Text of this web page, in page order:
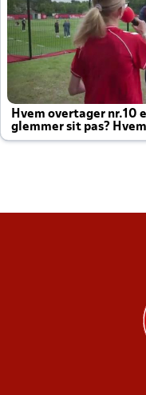
Hvem overtager nr.10
glemmer sit pas?
altid til efter kampe?